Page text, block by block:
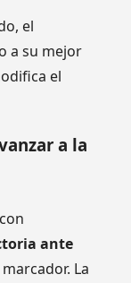
el
a su mejor
el
a la
ante
La